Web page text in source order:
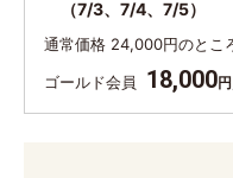
（7/3、7/4、7/5）
通常価格 24,000円のとこ
ゴールド会員
18,000円